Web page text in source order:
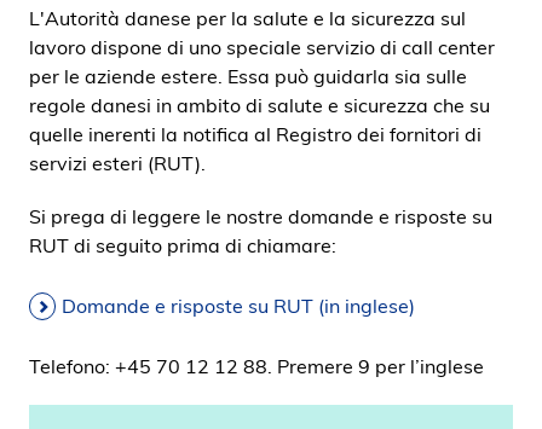
L'Autorità danese per la salute e la sicurezza sul
lavoro dispone di uno speciale servizio di call center
per le aziende estere. Essa può guidarla sia sulle
regole danesi in ambito di salute e sicurezza che su
quelle inerenti la notifica al Registro dei fornitori di
servizi esteri (RUT).
Si prega di leggere le nostre domande e risposte su
RUT di seguito prima di chiamare:
Domande e risposte su RUT (in inglese)
Telefono: +45 70 12 12 88. Premere 9 per l’inglese